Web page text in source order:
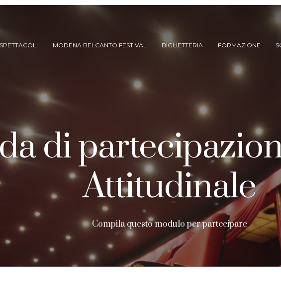
SPETTACOLI
ARCHIVIO SPETTACOLI
(DAL 2023/’24)
ARCHIVIO STORICO
(FINO AL 2022/’23)
MODENA BELCANTO FESTIVAL BIGLIETTERIA FORMAZIONE
di
Attitudinale
Compila questo modulo per partecipare